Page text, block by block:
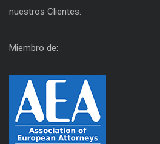
nuestros Clientes.
Miembro de: